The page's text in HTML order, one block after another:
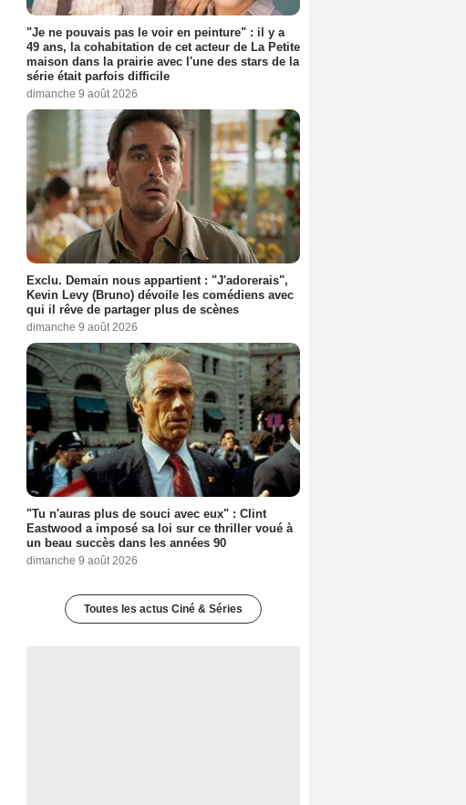
"Je ne pouvais pas le voir en peinture" : il y a
49 ans, la cohabitation de cet acteur de La Petite
maison dans la prairie avec l'une des stars de la
série était parfois difficile
dimanche 9 août 2026
Exclu. Demain nous appartient : "J'adorerais",
Kevin Levy (Bruno) dévoile les comédiens avec
qui il rêve de partager plus de scènes
dimanche 9 août 2026
"Tu n'auras plus de souci avec eux" : Clint
Eastwood a imposé sa loi sur ce thriller voué à
un beau succès dans les années 90
dimanche 9 août 2026
Toutes les actus Ciné & Séries